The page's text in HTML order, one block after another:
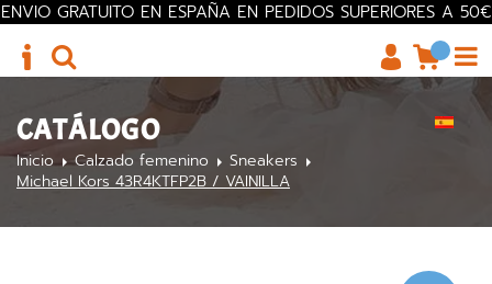
ENVIO GRATUITO EN ESPAÑA EN PEDIDOS SUPERIORES A 50€
CATÁLOGO
Inicio Calzado femenino
Sneakers
Michael Kors 43R4KTFP2B / VAINILLA